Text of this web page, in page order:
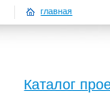
Каталог
главная